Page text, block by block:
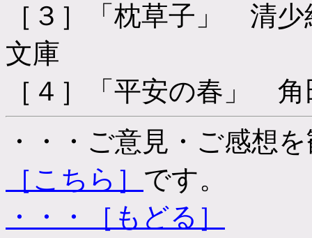
［３］「枕草子」
文庫
［４］「平安の春」
・・・ご意見・ご感想
［こちら］ です。
・・・［もどる］